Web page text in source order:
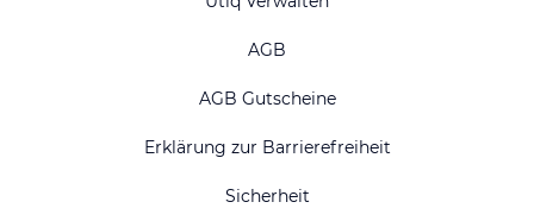
AGB
AGB Gutscheine
Erklärung zur Barrierefreiheit
Sicherheit